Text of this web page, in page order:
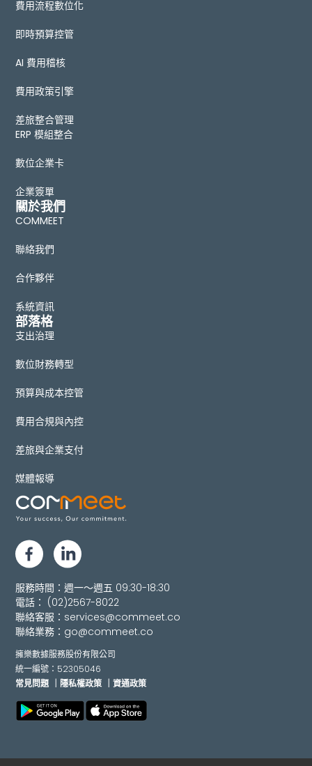
費用流程數位化
即時預算控管
AI 費用稽核
費用政策引擎
差旅整合管理
ERP 模組整合
數位企業卡
企業簽單
關於我們
COMMEET
聯絡我們
合作夥伴
系統資訊
部落格
支出治理
數位財務轉型
預算與成本控管
費用合規與內控
差旅與企業支付
媒體報導
服務時間：週一～週五 09:30-18:30
電話： (02)2567-8022
聯絡客服： services@commeet.co
聯絡業務： go@commeet.co
擁樂數據服務股份有限公司
統一編號：52305046
常見問題
｜隱私權政策 ｜資通政策